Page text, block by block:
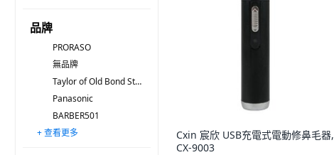
品牌
PRORASO
無品牌
Taylor of Old Bond Street
Panasonic
BARBER501
NIVEA 妮維雅 MEN
Xiaomi 小米
Schick 舒適牌
GATSBy
Kolin 歌林
PHILIPS 飛利浦
CLUBMAN PINAUD
HYUNDAI 現代
BaByliss
Kinyo
ENCHEN 映趣
SAMPO 聲寶
SUAVECITO 骷髏頭
The Goodfellas' smile
SCOTTISH FINE SOAPS
+ 查看更多
Cxin 宸欣 USB充電式電動修鼻毛器,
CX-9003